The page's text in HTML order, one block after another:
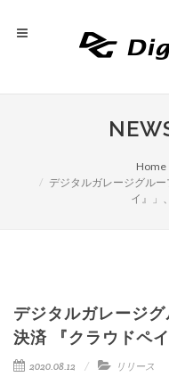
Home
デジタルガレージグル
イ』」
デジタルガレージ
決済 『クラウドペ
2020.08.12 リリース